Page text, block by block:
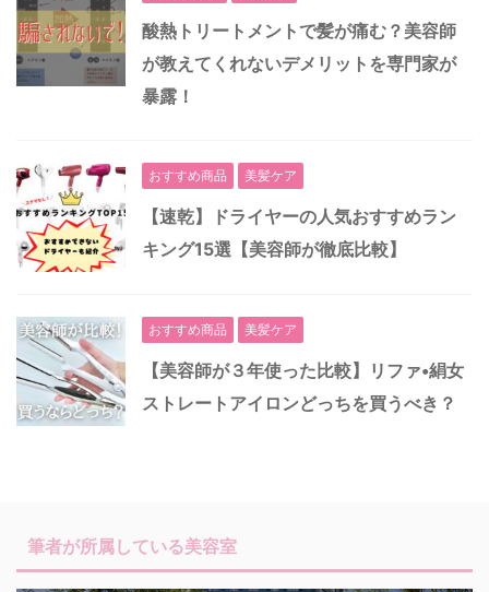
酸熱トリートメントで髪が痛む？美容師
が教えてくれないデメリットを専門家が
暴露！
おすすめ商品 美髪ケア
【速乾】ドライヤーの人気おすすめラン
キング15選【美容師が徹底比較】
おすすめ商品 美髪ケア
【美容師が３年使った比較】リファ•絹女
ストレートアイロンどっちを買うべき？
筆者が所属している美容室